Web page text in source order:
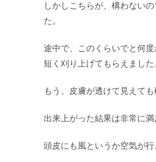
しかしこちらが、構わない
た。
途中で、このくらいでと何
短く刈り上げてもらえました
もう、皮膚が透けて見えて
出来上がった結果は非常に満
頭皮にも風というか空気が